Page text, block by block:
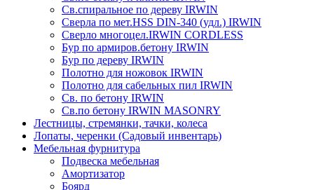
Св.спиральное по дереву IRWIN
Сверла по мет.HSS DIN-340 (удл.) IRWIN
Сверло многоцел.IRWIN CORDLESS
Бур по армиров.бетону IRWIN
Бур по дереву IRWIN
Полотно для ножовок IRWIN
Полотно для сабельных пил IRWIN
Св. по бетону IRWIN
Св.по бетону IRWIN MASONRY
Лестницы, стремянки, тачки, колеса
Лопаты, черенки (Садовый инвентарь)
Мебельная фурнитура
Подвеска мебельная
Амортизатор
Боярд